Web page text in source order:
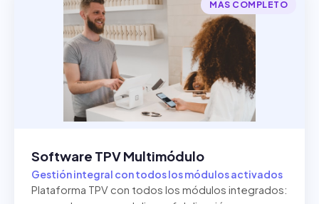
MÁS COMPLETO
Software TPV Multimódulo
Gestión integral con todos los módulos activados
Plataforma TPV con todos los módulos integrados: